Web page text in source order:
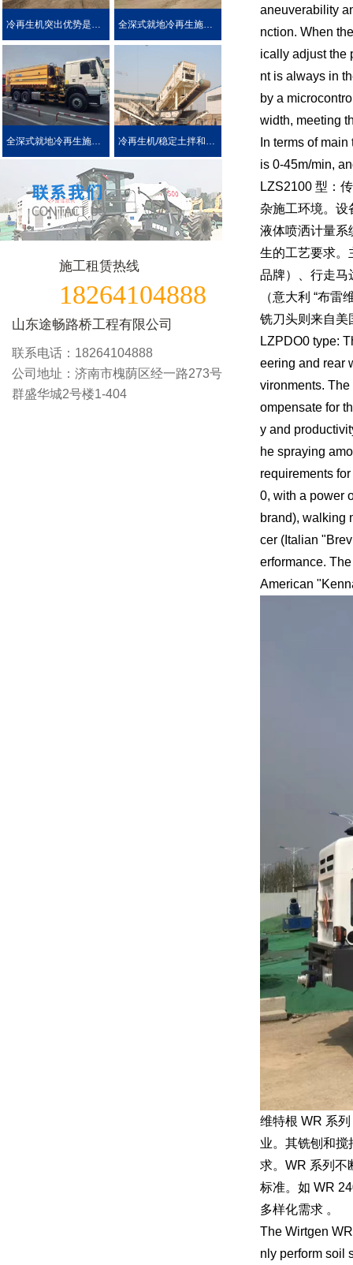
冷再生机突出优势是被用户喜爱的原因！ 全深式就地冷再生施工工艺特点介绍
全深式就地冷再生施工中所使用的机械设施设备 冷再生机/稳定土拌和机主要用于哪些作业?
施工租赁热线
18264104888
山东途畅路桥工程有限公司
联系电话：18264104888
公司地址：济南市槐荫区经一路273号
群盛华城2号楼1-404
aneuverability
nction. When
ically adjust the
nt is always in
by a
width, meeting
In terms of
is 0-45m/min,
LZS2100 型：
杂施工环境。设
液体喷洒计量系
生的工艺要求。
品牌）、行走马
（意大利 “布
铣刀头则来自美
LZPDO0 type:
eering and rear
vironments.
ompensate for
y and
he spraying
requirements
0, with a power
brand), walking
cer (Italian
erformance.
American
维特根 WR 系
业。其铣刨和搅
求。WR 系列不
标准。如 WR
多样化需求 。
The Wirtgen
nly perform soil